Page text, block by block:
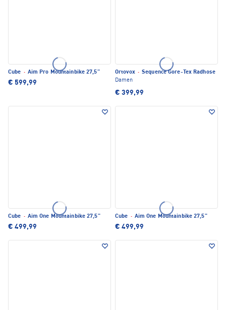
Cube · Aim Pro Mountainbike 27,5"
€ 599,99
Ortovox · Sequence Gore-Tex Radhose
Damen
€ 399,99
Cube · Aim One Mountainbike 27,5"
€ 499,99
Cube · Aim One Mountainbike 27,5"
€ 499,99